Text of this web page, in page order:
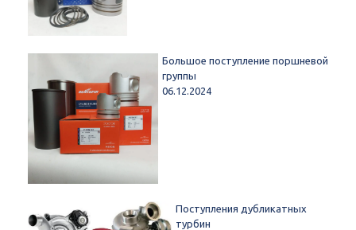
Большое поступление поршневой
группы
06.12.2024
Поступления дубликатных
турбин